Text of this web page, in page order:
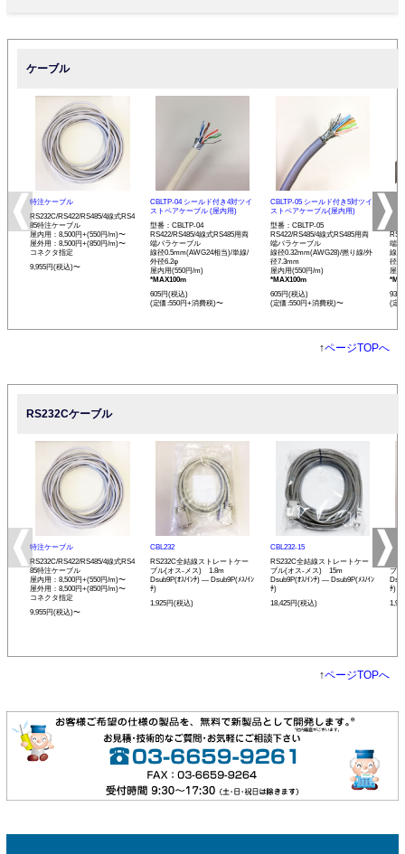
ケーブル
特注ケーブル
RS232C/RS422/RS485/4線式RS4
85特注ケーブル
屋内用：8,500円+(550円/m)〜
屋外用：8,500円+(850円/m)〜
コネクタ指定
9,955円(税込)〜
CBLTP-04 シールド付き4対ツイ
ストペアケーブル (屋内用)
型番：CBLTP-04
RS422/RS485/4線式RS485用両
端バラケーブル
線径0.5mm(AWG24相当)/単線/
外径6.2φ
屋内用(550円/m)
*MAX100m
605円(税込)
(定価:550円+消費税)〜
CBLTP-05 シールド付き5対ツイ
ストペアケーブル(屋内用)
型番：CBLTP-05
RS422/RS485/4線式RS485用両
端バラケーブル
線径0.32mm(AWG28)/撚り線/外
径7.3mm
屋内用(550円/m)
*MAX100m
605円(税込)
(定価:550円+消費税)〜
イ
端
線
径
屋
935
(定
↑ページTOPへ
RS232Cケーブル
特注ケーブル
RS232C/RS422/RS485/4線式RS4
85特注ケーブル
屋内用：8,500円+(550円/m)〜
屋外用：8,500円+(850円/m)〜
コネクタ指定
9,955円(税込)〜
CBL232
RS232C全結線ストレートケー
ブル(オス-メス) 1.8m
Dsub9P(ｵｽ/ｲﾝﾁ) ― Dsub9P(ﾒｽ/ｲﾝ
ﾁ)
1,925円(税込)
CBL232-15
RS232C全結線ストレートケー
ブル(オス-メス) 15m
Dsub9P(ｵｽ/ｲﾝﾁ) ― Dsub9P(ﾒｽ/ｲﾝ
ﾁ)
18,425円(税込)
ブ
ﾁ)
↑ページTOPへ